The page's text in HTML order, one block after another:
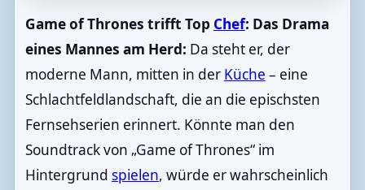
Game of Thrones trifft Top Chef: Das Drama
eines Mannes am Herd: Da steht er, der
moderne Mann, mitten in der Küche – eine
Schlachtfeldlandschaft, die an die epischsten
Fernsehserien erinnert. Könnte man den
Soundtrack von „Game of Thrones“ im
Hintergrund spielen, würde er wahrscheinlich